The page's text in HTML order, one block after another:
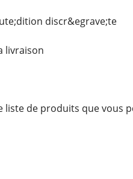
discr&egrave;te
livraison
liste de produits que vous